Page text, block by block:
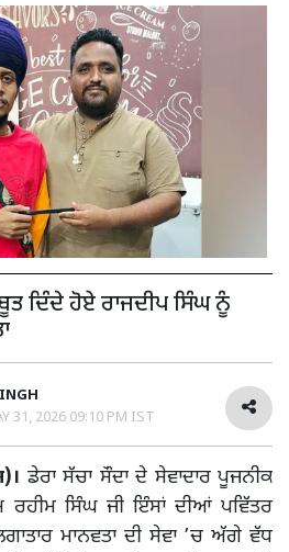
ਦਿੰਦੇ ਹੋਏ ਰਾਜਦੀਪ ਸਿੰਘ ਨੂੰ
31, 2026 09:10 PM IST
ਡੇਰਾ ਸੱਚਾ ਸੌਦਾ ਦੇ ਸੇਵਾਦਾਰ ਪੂਜਨੀਕ
ਰਹੀਮ ਸਿੰਘ ਜੀ ਇੰਸਾਂ ਦੀਆਂ ਪਵਿੱਤਰ
ਮਾਨਵਤਾ ਦੀ ਸੇਵਾ ’ਚ ਅੱਗੇ ਵੱਧ